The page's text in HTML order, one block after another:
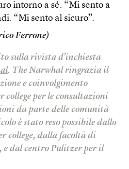
intorno a sé. “Mi sento a
“Mi sento al sicuro”.
Ferrone)
sulla rivista d’inchiesta
. The Narwhal ringrazia il
e coinvolgimento
college per le consultazioni
da parte delle comunità
è stato reso possibile dallo
college, dalla facoltà di
e dal centro Pulitzer per il